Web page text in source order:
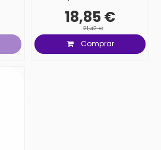
18,85 €
21,42 €
Comprar